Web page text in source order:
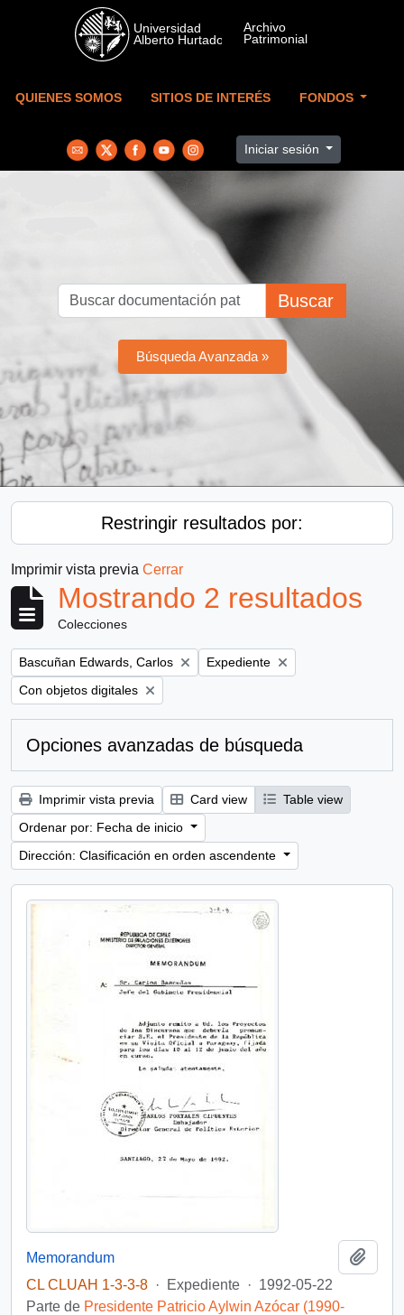
Skip to main content
QUIENES SOMOS SITIOS DE INTERÉS FONDOS
Iniciar sesión
Buscar
Búsqueda Avanzada »
Restringir resultados por:
Imprimir vista previa Cerrar
Mostrando 2 resultados
Colecciones
Remove filter:
Bascuñan Edwards, Carlos Remove filter:
Expediente
Remove filter:
Con objetos digitales
Opciones avanzadas de búsqueda
Imprimir vista previa Card view
Table view
Ordenar por: Fecha de inicio
Dirección: Clasificación en orden ascendente
Memorandum
CL CLUAH 1-3-3-8 · Expediente · 1992-05-22
Parte de Presidente Patricio Aylwin Azócar (1990-